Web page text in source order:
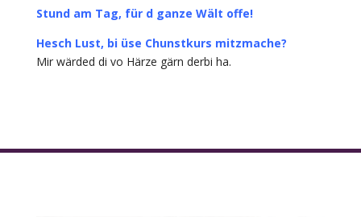
Stund am Tag, für d ganze Wält offe!
Hesch Lust, bi üse Chunstkurs mitzmache?
Mir wärded di vo Härze gärn derbi ha.